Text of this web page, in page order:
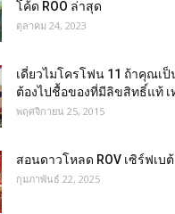
โค้ด ROO ล่าสุด
ตุลาคม 24, 2023
เดี่ยวไมโครโฟน 11 ถ้าคุณเ
ต้องไปชื้อของที่มีลิขสิทธิ์แท้ เ
พฤศจิกายน 25, 2015
สอนดาวโหลด ROV เซิร์ฟเบ
กุมภาพันธ์ 22, 2025